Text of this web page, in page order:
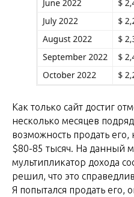
Как только сайт достиг
несколько месяцев
возможность продать его,
$80-85 тысяч. На данный
мультипликатор дохода
решил, что это
Я попытался продать его,